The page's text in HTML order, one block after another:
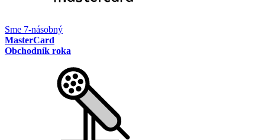
Sme 7-násobný
MasterCard
Obchodník roka